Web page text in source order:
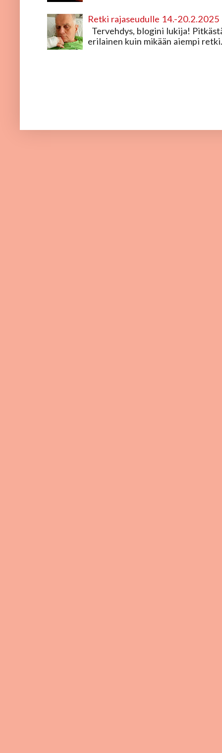
Retki rajaseudulle 14.-20.2.2025
Tervehdys, blogini lukija!
erilainen kuin mikään aiempi